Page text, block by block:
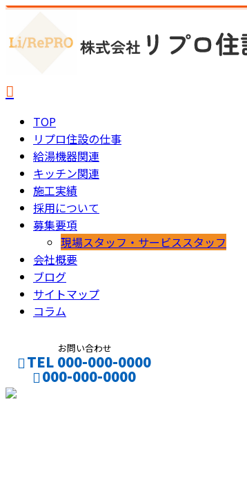
TOP
リプロ住設の仕事
給湯機器関連
キッチン関連
施工実績
採用について
募集要項
現場スタッフ・サービススタッフ
会社概要
ブログ
サイトマップ
コラム
お問い合わせ
TEL 000-000-0000
000-000-0000